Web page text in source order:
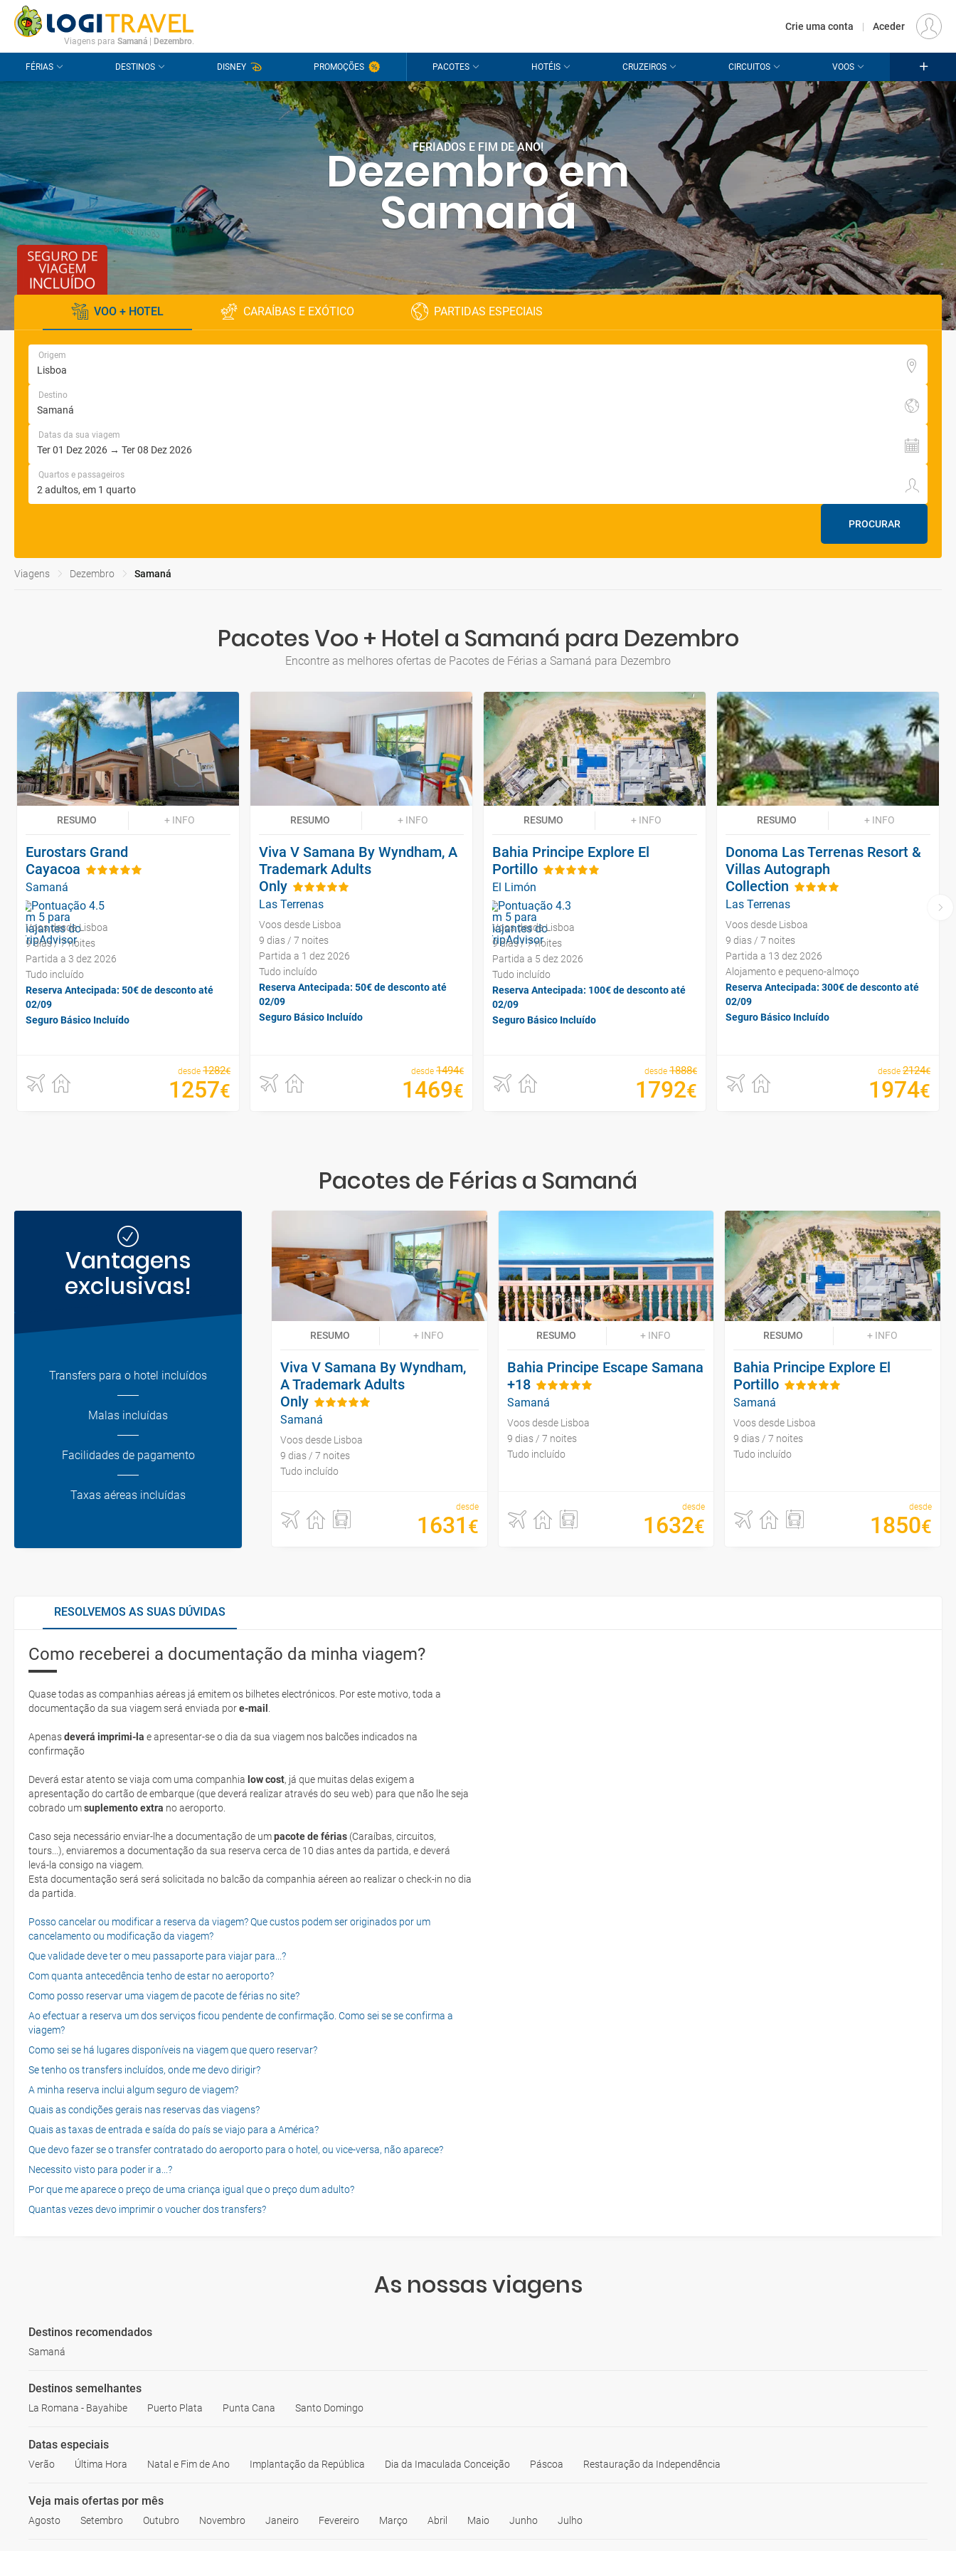
CONTACTO PERGUNTAS FREQUENTES EUR
Viagens para Samaná Dezembro.
Crie uma conta | Aceder
FÉRIAS DESTINOS DISNEY PROMOÇÕES PACOTES HOTÉIS CRUZEIROS CIRCUITOS VOOS
FERIADOS E FIM DE ANO!
Dezembro em
Samaná
VOO + HOTEL CARAÍBAS E EXÓTICO PARTIDAS ESPECIAIS
Origem
Destino
Datas da sua viagem
Quartos e passageiros
PROCURAR
Viagens Dezembro Samaná
Pacotes Voo + Hotel a Samaná para Dezembro
Encontre as melhores ofertas de Pacotes de Férias a Samaná para Dezembro
RESUMO + INFO
Eurostars Grand
Cayacoa
Samaná
Voos desde Lisboa
9 dias / 7 noites
Partida a 3 dez 2026
Tudo incluído
Reserva Antecipada: 50€ de desconto até
02/09
Seguro Básico Incluído
desde 1282€
1257€
RESUMO + INFO
Viva V Samana By Wyndham, A
Trademark Adults
Only
Las Terrenas
Voos desde Lisboa
9 dias / 7 noites
Partida a 1 dez 2026
Tudo incluído
Reserva Antecipada: 50€ de desconto até
02/09
Seguro Básico Incluído
desde 1494€
1469€
RESUMO + INFO
Bahia Principe Explore El
Portillo
El Limón
Voos desde Lisboa
9 dias / 7 noites
Partida a 5 dez 2026
Tudo incluído
Reserva Antecipada: 100€ de desconto até
02/09
Seguro Básico Incluído
desde 1888€
1792€
RESUMO + INFO
Donoma Las Terrenas Resort &
Villas Autograph
Collection
Las Terrenas
Voos desde Lisboa
9 dias / 7 noites
Partida a 13 dez 2026
Alojamento e pequeno-almoço
Reserva Antecipada: 300€ de desconto até
02/09
Seguro Básico Incluído
desde 2124€
1974€
Pacotes de Férias a Samaná
Vantagens
exclusivas!
Transfers para o hotel incluídos
Malas incluídas
Facilidades de pagamento
Taxas aéreas incluídas
RESUMO + INFO
Viva V Samana By Wyndham,
A Trademark Adults
Only
Samaná
Voos desde Lisboa
9 dias / 7 noites
Tudo incluído
desde
1631 €
RESUMO + INFO
Bahia Principe Escape Samana
+18
Samaná
Voos desde Lisboa
9 dias / 7 noites
Tudo incluído
desde
1632€
RESUMO + INFO
Bahia Principe Explore El
Portillo
Samaná
Voos desde Lisboa
9 dias / 7 noites
Tudo incluído
desde
1850€
RESOLVEMOS AS SUAS DÚVIDAS
Como receberei a documentação da minha viagem?
Quase todas as companhias aéreas já emitem os bilhetes electrónicos. Por este motivo, toda a
documentação da sua viagem será enviada pore-mail
Apenasdeverá imprimi-la e apresentar-se o dia da sua viagem nos balcões indicados na
confirmação
Deverá estar atento se viaja com uma companhia low cost, já que muitas delas exigem a
apresentação do cartão de embarque (que deverá realizar através do seu web) para que não lhe seja
cobrado umsuplemento extra no aeroporto.
Caso seja necessário enviar-lhe a documentação de umpacote de férias (Caraíbas, circuitos,
tours...), enviaremos a documentação da sua reserva cerca de 10 dias antes da partida, e deverá
levá-la consigo na viagem.
Esta documentação será será solicitada no balcão da companhia aéreen ao realizar o check-in no dia
da partida.
Posso cancelar ou modificar a reserva da viagem? Que custos podem ser originados por um
cancelamento ou modificação da viagem?
Que validade deve ter o meu passaporte para viajar para...?
Com quanta antecedência tenho de estar no aeroporto?
Como posso reservar uma viagem de pacote de férias no site?
Ao efectuar a reserva um dos serviços ficou pendente de confirmação. Como sei se se confirma a
viagem?
Como sei se há lugares disponíveis na viagem que quero reservar?
Se tenho os transfers incluídos, onde me devo dirigir?
A minha reserva inclui algum seguro de viagem?
Quais as condições gerais nas reservas das viagens?
Quais as taxas de entrada e saída do país se viajo para a América?
Que devo fazer se o transfer contratado do aeroporto para o hotel, ou vice-versa, não aparece?
Necessito visto para poder ir a...?
Por que me aparece o preço de uma criança igual que o preço dum adulto?
Quantas vezes devo imprimir o voucher dos transfers?
As nossas viagens
Destinos recomendados
Samaná
Destinos semelhantes
La Romana - Bayahibe Puerto Plata Punta Cana Santo Domingo
Datas especiais
Verão Última Hora Natal e Fim de Ano Implantação da República Dia da Imaculada Conceição Páscoa Restauração da Independência
Veja mais ofertas por mês
Agosto Setembro Outubro Novembro Janeiro Fevereiro Março Abril Maio Junho Julho